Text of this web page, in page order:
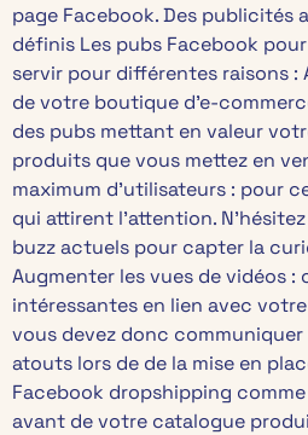
page Facebook. Des publicités
définis​ Les pubs Facebook
servir pour différentes raisons :
de votre boutique d’e-
des pubs mettant en valeur
produits que vous mettez en
maximum d’utilisateurs : pour
qui attirent l’attention.
buzz actuels pour capter la
Augmenter les vues de vidéos :
intéressantes en lien avec
vous devez donc
atouts lors de de la mise en
Facebook dropshipping comme
avant de votre catalogue